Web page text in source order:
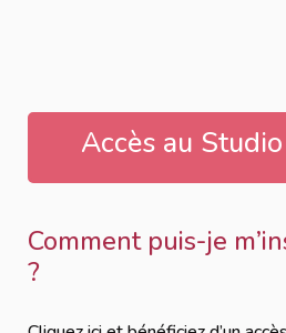
Accès au
Comment puis-je
?